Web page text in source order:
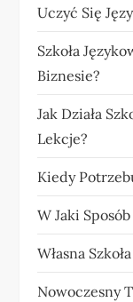
Uczyć Się
Szkoła
Biznesie?
Jak Działa
Lekcje?
Kiedy
W Jaki Sposób
Własna
Nowoczesny